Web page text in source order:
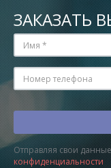
ЗАКАЗАТЬ
Отправляя свои
конфиденциальности